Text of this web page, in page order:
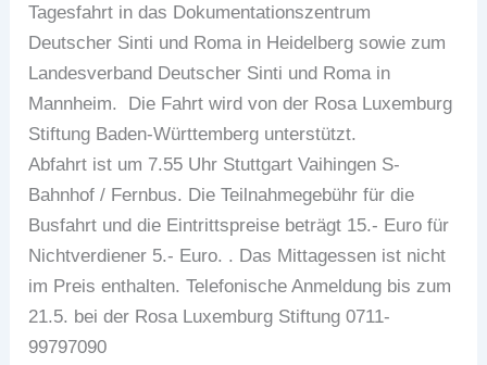
Tagesfahrt in das Dokumentationszentrum
Deutscher Sinti und Roma in Heidelberg sowie zum
Landesverband Deutscher Sinti und Roma in
Mannheim. Die Fahrt wird von der Rosa Luxemburg
Stiftung Baden-Württemberg unterstützt.
Abfahrt ist um 7.55 Uhr Stuttgart Vaihingen S-
Bahnhof / Fernbus. Die Teilnahmegebühr für die
Busfahrt und die Eintrittspreise beträgt 15.- Euro für
Nichtverdiener 5.- Euro. . Das Mittagessen ist nicht
im Preis enthalten. Telefonische Anmeldung bis zum
21.5. bei der Rosa Luxemburg Stiftung 0711-
99797090